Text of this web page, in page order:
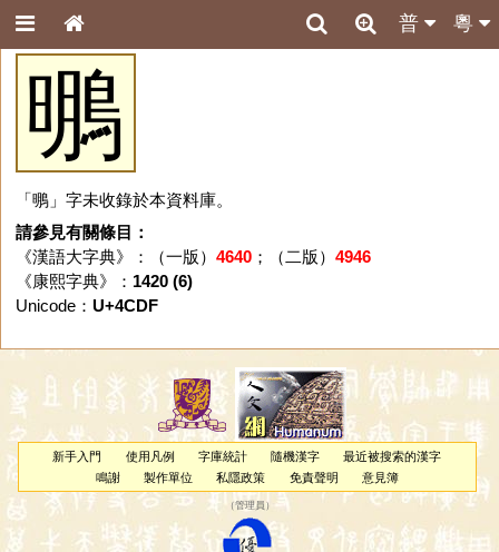
粵
普
䳟
「䳟」字未收錄於本資料庫。
請參見有關條目：
《漢語大字典》：（一版） 4640；（二版） 4946
《康熙字典》： 1420 (6)
Unicode： U+4CDF
新手入門 使用凡例 字庫統計 隨機漢字
最近被搜索的漢字
鳴謝
製作單位 私隱政策 免責聲明 意見簿
（管理員 ）